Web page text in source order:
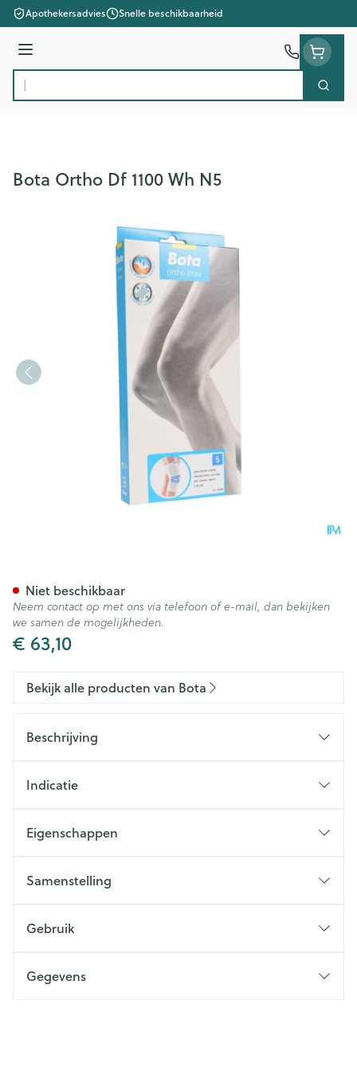
Ga naar de inhoud
Apothekersadvies Snelle beschikbaarheid
Menu
Product, merk, categorie...
Zoek
Bota Ortho Df 1100 Wh N5
€ 63,10
Niet beschikbaar
Neem contact op met ons via telefoon of e-mail, dan bekijken
we samen de mogelijkheden.
Bekijk alle producten van Bota
Beschrijving
Indicatie
Eigenschappen
Samenstelling
Gebruik
Gegevens